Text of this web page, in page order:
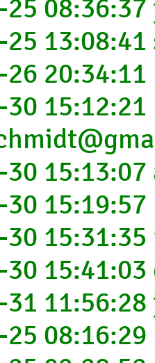
25
26
15:12:21
30
30
31
25